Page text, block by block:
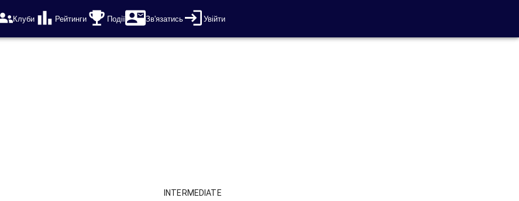
Клуби Рейтинги Події Зв'язатись Увійти
INTERMEDIATE